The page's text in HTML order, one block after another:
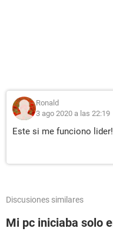
Ronald
3 ago 2020 a las 22:19
Este si me funciono
Discusiones similares
Mi pc iniciaba solo